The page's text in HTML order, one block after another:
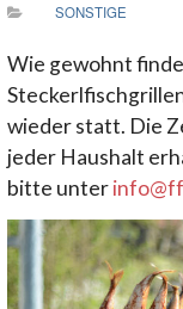
SONSTIGE
Wie gewohnt
wieder statt. Die
jeder Haushalt
bitte unter